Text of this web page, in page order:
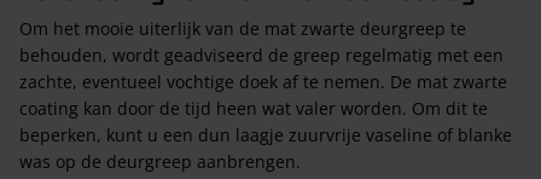
Om het mooie uiterlijk van de mat zwarte deurgreep te
behouden, wordt geadviseerd de greep regelmatig met een
zachte, eventueel vochtige doek af te nemen. De mat zwarte
coating kan door de tijd heen wat valer worden. Om dit te
beperken, kunt u een dun laagje zuurvrije vaseline of blanke
was op de deurgreep aanbrengen.